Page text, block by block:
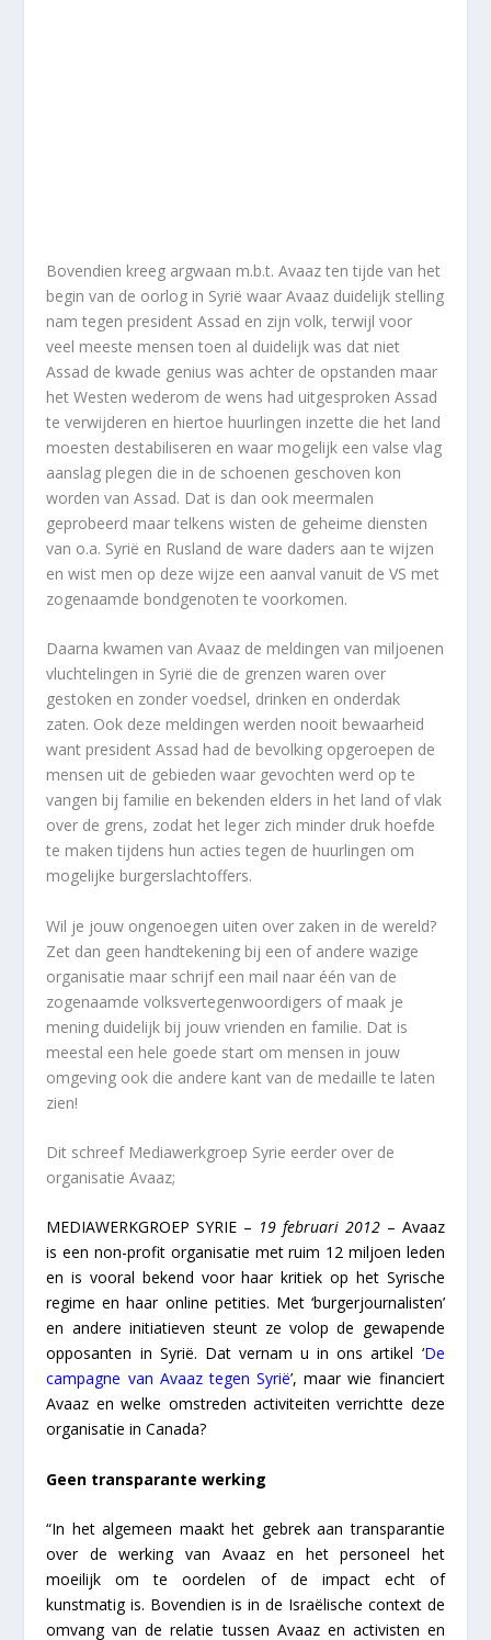
Bovendien kreeg argwaan m.b.t. Avaaz ten tijde van het
begin van de oorlog in Syrië waar Avaaz duidelijk stelling
nam tegen president Assad en zijn volk, terwijl voor
veel meeste mensen toen al duidelijk was dat niet
Assad de kwade genius was achter de opstanden maar
het Westen wederom de wens had uitgesproken Assad
te verwijderen en hiertoe huurlingen inzette die het land
moesten destabiliseren en waar mogelijk een valse vlag
aanslag plegen die in de schoenen geschoven kon
worden van Assad. Dat is dan ook meermalen
geprobeerd maar telkens wisten de geheime diensten
van o.a. Syrië en Rusland de ware daders aan te wijzen
en wist men op deze wijze een aanval vanuit de VS met
zogenaamde bondgenoten te voorkomen.
Daarna kwamen van Avaaz de meldingen van miljoenen
vluchtelingen in Syrië die de grenzen waren over
gestoken en zonder voedsel, drinken en onderdak
zaten. Ook deze meldingen werden nooit bewaarheid
want president Assad had de bevolking opgeroepen de
mensen uit de gebieden waar gevochten werd op te
vangen bij familie en bekenden elders in het land of vlak
over de grens, zodat het leger zich minder druk hoefde
te maken tijdens hun acties tegen de huurlingen om
mogelijke burgerslachtoffers.
Wil je jouw ongenoegen uiten over zaken in de wereld?
Zet dan geen handtekening bij een of andere wazige
organisatie maar schrijf een mail naar één van de
zogenaamde volksvertegenwoordigers of maak je
mening duidelijk bij jouw vrienden en familie. Dat is
meestal een hele goede start om mensen in jouw
omgeving ook die andere kant van de medaille te laten
zien!
Dit schreef Mediawerkgroep Syrie eerder over de
organisatie Avaaz;
MEDIAWERKGROEP SYRIE – 19 februari 2012– Avaaz
is een non-profit organisatie met ruim 12 miljoen leden
en is vooral bekend voor haar kritiek op het Syrische
regime en haar online petities. Met ‘burgerjournalisten’
en andere initiatieven steunt ze volop de gewapende
opposanten in Syrië. Dat vernam u in ons artikel ‘De
campagne van Avaaz tegen Syrië’, maar wie financiert
Avaaz en welke omstreden activiteiten verrichtte deze
organisatie in Canada?
Geen transparante werking
“In het algemeen maakt het gebrek aan transparantie
over de werking van Avaaz en het personeel het
moeilijk om te oordelen of de impact echt of
kunstmatig is. Bovendien is in de Israëlische context de
omvang van de relatie tussen Avaaz en activisten en